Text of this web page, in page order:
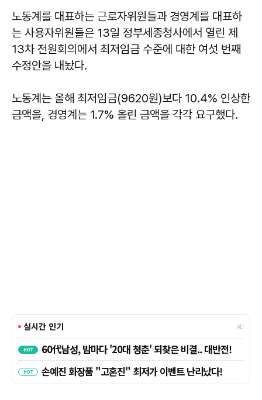
노동계를 대표하는 근로자위원들과 경영계를 대표하
는 사용자위원들은 13일 정부세종청사에서 열린 제
13차 전원회의에서 최저임금 수준에 대한 여섯 번째
수정안을 내놨다.
노동계는 올해 최저임금(9620원)보다 10.4% 인상한
금액을, 경영계는 1.7% 올린 금액을 각각 요구했다.